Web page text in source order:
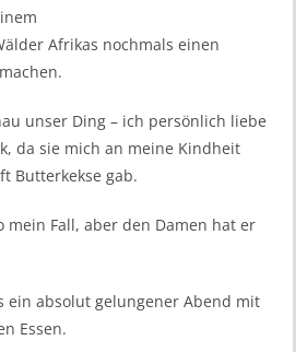
Afrikas nochmals einen
unser Ding – ich persönlich liebe
da sie mich an meine Kindheit
Butterkekse gab.
mein Fall, aber den Damen hat er
ein absolut gelungener Abend mit
Essen.